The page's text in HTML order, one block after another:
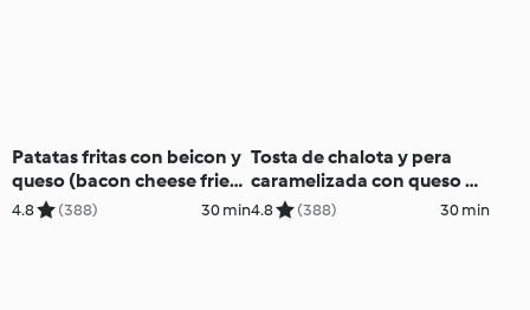
Patatas fritas con beicon y
queso (bacon cheese fries)
y salsa ranchera
4.8 (388) 30 min
Tosta de chalota y pera
caramelizada con queso de
cabra
4.8 (388) 30 min